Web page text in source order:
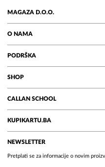
MAGAZA D.O.O.
O NAMA
PODRŠKA
SHOP
CALLAN SCHOOL
KUPIKARTU.BA
NEWSLETTER
Pretplati se za informacije o novim